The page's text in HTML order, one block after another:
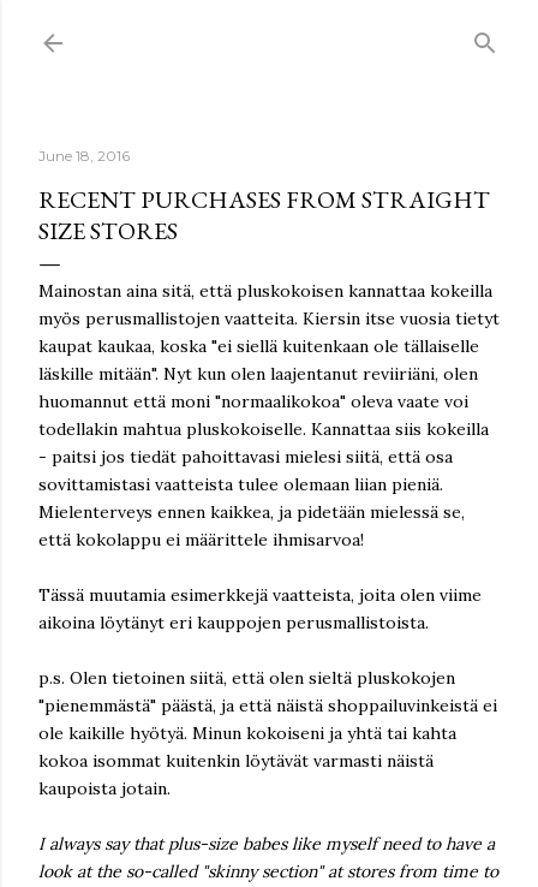
June 18, 2016
RECENT PURCHASES FROM STRAIGHT
SIZE STORES
Mainostan aina sitä, että pluskokoisen kannattaa kokeilla
myös perusmallistojen vaatteita. Kiersin itse vuosia tietyt
kaupat kaukaa, koska "ei siellä kuitenkaan ole tällaiselle
läskille mitään". Nyt kun olen laajentanut reviiriäni, olen
huomannut että moni "normaalikokoa" oleva vaate voi
todellakin mahtua pluskokoiselle. Kannattaa siis kokeilla
- paitsi jos tiedät pahoittavasi mielesi siitä, että osa
sovittamistasi vaatteista tulee olemaan liian pieniä.
Mielenterveys ennen kaikkea, ja pidetään mielessä se,
että kokolappu ei määrittele ihmisarvoa!
Tässä muutamia esimerkkejä vaatteista, joita olen viime
aikoina löytänyt eri kauppojen perusmallistoista.
p.s. Olen tietoinen siitä, että olen sieltä pluskokojen
"pienemmästä" päästä, ja että näistä shoppailuvinkeistä ei
ole kaikille hyötyä. Minun kokoiseni ja yhtä tai kahta
kokoa isommat kuitenkin löytävät varmasti näistä
kaupoista jotain.
I always say that plus-size babes like myself need to have a
look at the so-called "skinny section" at stores from time to